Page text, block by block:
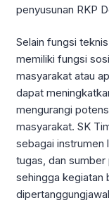
penyusunan RKP
Selain fungsi
memiliki fungsi
masyarakat atau
dapat
mengurangi
masyarakat. SK
sebagai instrumen
tugas, dan
sehingga kegiatan